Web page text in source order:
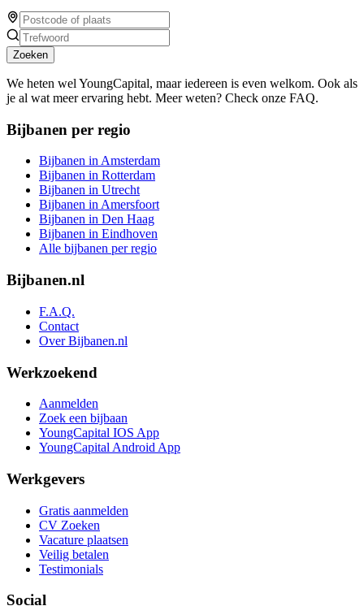
Zoeken
We heten wel YoungCapital, maar iedereen is even welkom. Ook als
je al wat meer ervaring hebt. Meer weten? Check onze FAQ.
Bijbanen per regio
Bijbanen in Amsterdam
Bijbanen in Rotterdam
Bijbanen in Utrecht
Bijbanen in Amersfoort
Bijbanen in Den Haag
Bijbanen in Eindhoven
Alle bijbanen per regio
Bijbanen.nl
F.A.Q.
Contact
Over Bijbanen.nl
Werkzoekend
Aanmelden
Zoek een bijbaan
YoungCapital IOS App
YoungCapital Android App
Werkgevers
Gratis aanmelden
CV Zoeken
Vacature plaatsen
Veilig betalen
Testimonials
Social